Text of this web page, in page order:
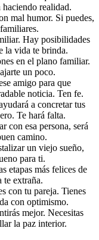
haciendo realidad.
mal humor. Si puedes,
Hay posibilidades
la vida te brinda.
en el plano familiar.
un poco.
amigo para que
noticia. Ten fe.
a concretar tus
Te hará falta.
con esa persona, será
camino.
un viejo sueño,
para ti.
etapas más felices de
te extraña.
con tu pareja. Tienes
con optimismo.
mejor. Necesitas
la paz interior.